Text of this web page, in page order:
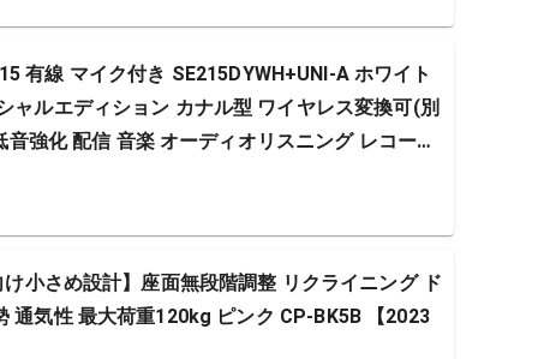
有線 マイク付き SE215DYWH+UNI-A ホワイト
ャルエディション カナル型 ワイヤレス変換可(別
強化 配信 音楽 オーディオリスニング レコーデ
小さめ設計】座面無段階調整 リクライニング ド
通気性 最大荷重120kg ピンク CP-BK5B 【2023